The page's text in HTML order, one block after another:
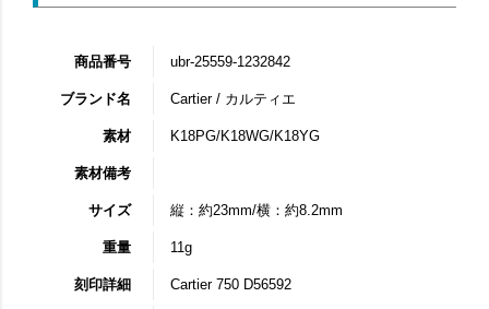
商品番号 ubr-25559-1232842
ブランド名 Cartier / カルティエ
素材 K18PG/K18WG/K18YG
素材備考
サイズ 縦：約23mm/横：約8.2mm
重量 11g
刻印詳細 Cartier 750 D56592